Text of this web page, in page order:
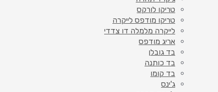
טריקו לורקס
טריקו מודפס לייקרה
לייקרה מלמלה דו צדדי
אריג מודפס
בד גובלן
בד כותנה
בד קומו
ג'ינס